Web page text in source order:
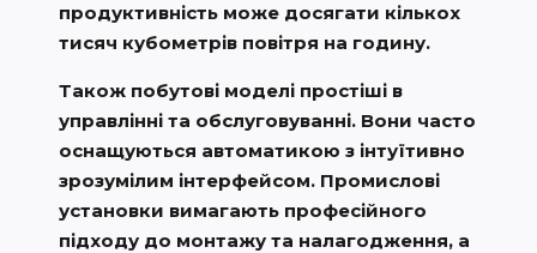
продуктивність може досягати кількох
тисяч кубометрів повітря на годину.
Також побутові моделі простіші в
управлінні та обслуговуванні. Вони часто
оснащуються автоматикою з інтуїтивно
зрозумілим інтерфейсом. Промислові
установки вимагають професійного
підходу до монтажу та налагодження, а